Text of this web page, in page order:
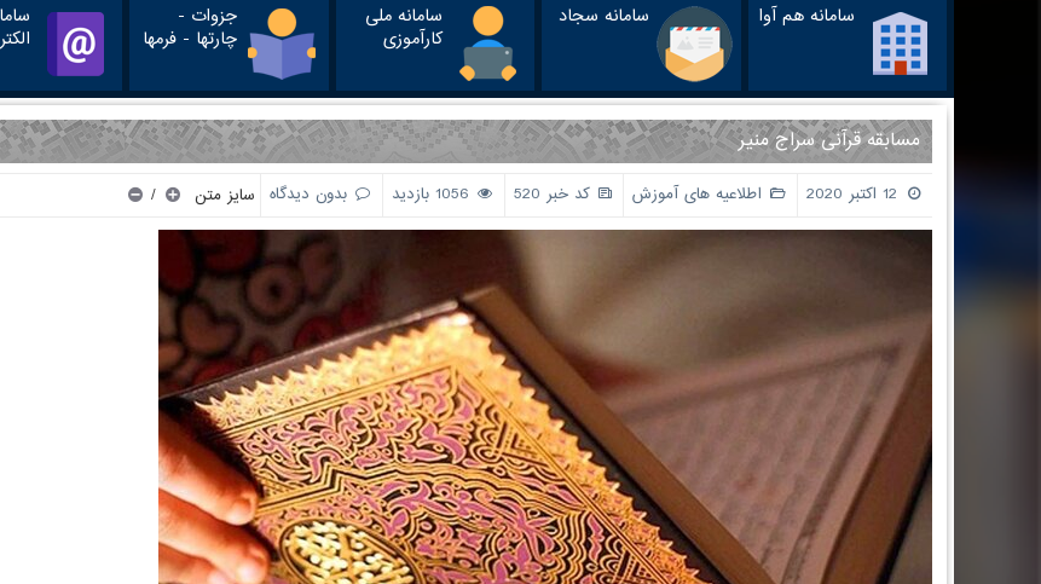
سامانه هم آوا سامانه سجاد سامانه ملی
کارآموزی
جزوات -
چارتها - فرمها
مسابقه قرآنی سراج منیر
اطلاعیه های آموزش کد خبر 520 بدون دیدگاه سایز متن /